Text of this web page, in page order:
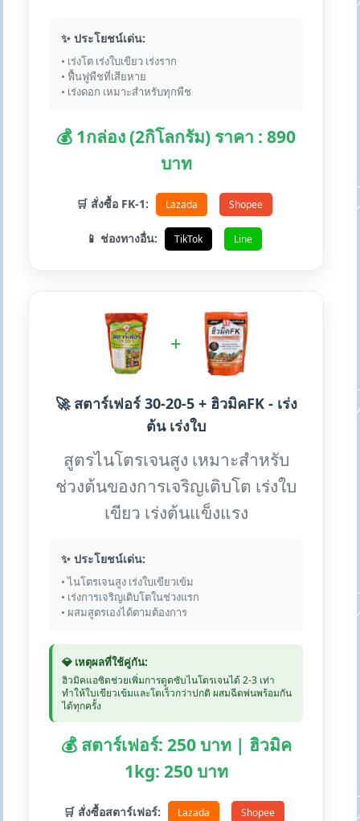
✨ ประโยชน์เด่น:
• เร่งโต เร่งใบเขียว เร่งราก
• ฟื้นฟูพืชที่เสียหาย
• เร่งดอก เหมาะสำหรับทุกพืช
💰 1กล่อง (2กิโลกรัม) ราคา : 890
บาท
🛒 สั่งซื้อ FK-1: Lazada Shopee
📱 ช่องทางอื่น: TikTok Line
+
🚀 สตาร์เฟอร์ 30-20-5 + ฮิวมิคFK - เร่ง
ต้น เร่งใบ
สูตรไนโตรเจนสูง เหมาะสำหรับ
ช่วงต้นของการเจริญเติบโต เร่งใบ
เขียว เร่งต้นแข็งแรง
✨ ประโยชน์เด่น:
• ไนโตรเจนสูง เร่งใบเขียวเข้ม
• เร่งการเจริญเติบโตในช่วงแรก
• ผสมสูตรเองได้ตามต้องการ
💎 เหตุผลที่ใช้คู่กัน:
ฮิวมิคแอซิดช่วยเพิ่มการดูดซับไนโตรเจนได้ 2-3 เท่า
ทำให้ใบเขียวเข้มและโตเร็วกว่าปกติ ผสมฉีดพ่นพร้อมกัน
ได้ทุกครั้ง
💰 สตาร์เฟอร์: 250 บาท | ฮิวมิค
1kg: 250 บาท
🛒 สั่งซื้อสตาร์เฟอร์: Lazada Shopee